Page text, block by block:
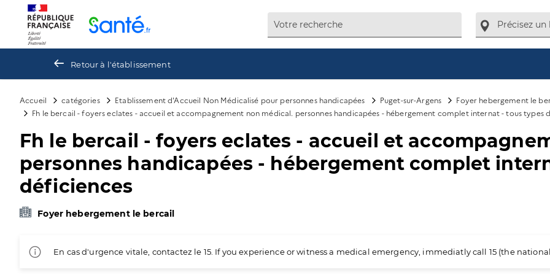
Retour à l'établissement
Accueil catégories Etablissement d'Accueil Non Médicalisé pour personnes handicapées Puget-sur-Argens
Foyer hebergement le
Fh le bercail - foyers eclates - accueil et accompagnement non médical. personnes handicapées - hébergement complet internat - tous types
Fh le bercail - foyers eclates - accueil et
personnes handicapées - hébergement complet
déficiences
Foyer hebergement le bercail
En cas d'urgence vitale, contactez le 15. If you experience or witness a medical emergency, immediatly call 15 (the
Panneau de gestion des cookies